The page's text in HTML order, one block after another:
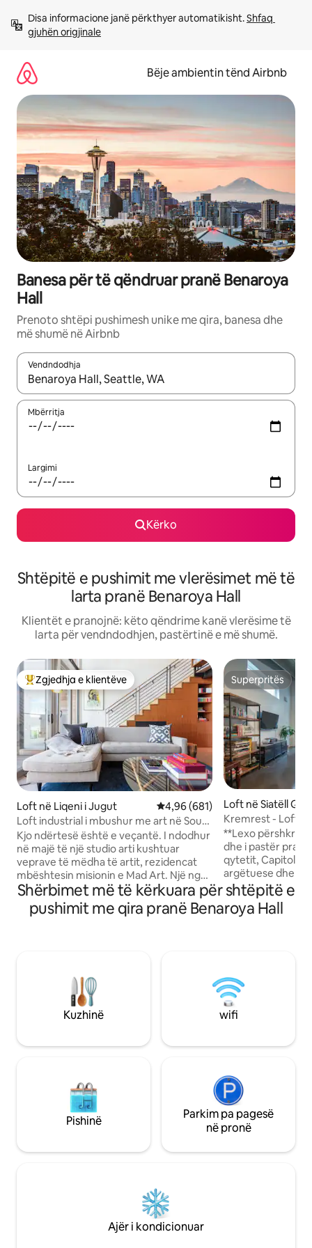
përmbajtja
Disa informacione janë përkthyer automatikisht. Shfaq
gjuhën origjinale
Bëje ambientin tënd Airbnb
Banesa për të qëndruar pranë Benaroya
Hall
Prenoto shtëpi pushimesh unike me qira, banesa dhe
më shumë në Airbnb
Vendndodhja
Kur rezultatet të jenë të disponueshme, lëviz me butonat e
Mbërritja
Largimi
Kërko
Shtëpitë e pushimit me vlerësimet më të
larta pranë Benaroya Hall
Klientët e pranojnë: këto qëndrime kanë vlerësime të
larta për vendndodhjen, pastërtinë e më shumë.
Më të mirat e zgjedhjeve të klientëve
Zgjedhja e klientëve
Loft në Liqeni i Jugut Vlerësimi mesatar 4,96 nga 5,
4,96 (681)
Loft industrial i mbushur me art në South
Lake Union
Kjo ndërtesë është e veçantë. I ndodhur
në majë të një studio arti kushtuar
veprave të mëdha të artit, rezidencat
mbështesin misionin e Mad Art. Një nga
dhjetë papafingot 2 katëshe, kjo
përmban 750 metra katrorë (70 metra
katrorë), plus një kuvertë dhe qasje në
e arrave dhe hyrjet e ndërtuara, thekset
e murit të çelikut të nxirë, strukturën e
ekspozuar të çelikut, tavanin natyror të
bredhit dhe pajisjet e kuzhinës dhe
të plotë të materialit veriperëndimor.
Amazon Fire TV. Ke drejtimin e
ambientit! Ka shumë dollapë të hapur
falas për t 'u përdorur. Gjithmonë
çpaketoj plotësisht kur udhëtoj dhe të
(SLU) është qendra e industrive
të relaksuar në një restorant ose bar të
mrekullueshëm boutique. Mund të
ecësh në çdo drejtim drejt
destinacioneve të mëdha të Siatëllit,
Superpritës
Superpritës
Loft në Siatëll
Kremrest - Loft
argëtuese, e
**Lexo përshkrimin e
dhe i pastër
qytetit, Capitol Hill dhe
argëtuese dhe e
ecjeje ose me
me transport të
gjitha
hapura vetëm
të qeta të javës) Kuzhinë e pajisur
plotësisht, wifi
tavane 14ft,
graniti e të tjera!
Shërbimet më të kërkuara për shtëpitë e
pushimit me qira pranë Benaroya Hall
Kuzhinë wifi
Pishinë
Parkim pa pagesë
në pronë
Ajër i kondicionuar